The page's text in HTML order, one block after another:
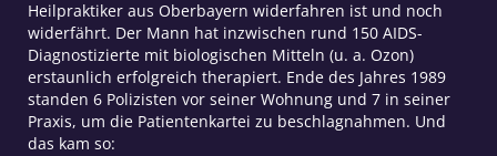
Heilpraktiker aus Oberbayern widerfahren ist und noch
widerfährt. Der Mann hat inzwischen rund 150 AIDS-
Diagnostizierte mit biologischen Mitteln (u. a. Ozon)
erstaunlich erfolgreich therapiert. Ende des Jahres 1989
standen 6 Polizisten vor seiner Wohnung und 7 in seiner
Praxis, um die Patientenkartei zu beschlagnahmen. Und
das kam so: